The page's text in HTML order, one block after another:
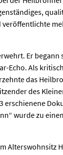
veröffentlichte
Er begann
Echo. Als
das
des
erschienene
wurde zu
Alterswohnsitz